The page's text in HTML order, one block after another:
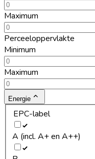
Maximum
Perceeloppervlakte
Minimum
Maximum
Energie
EPC-label
A (incl. A+ en A++)